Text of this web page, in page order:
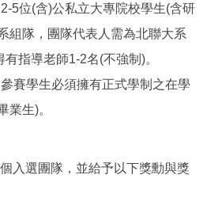
位(含)公私立大專院校學生(含研
組隊，團隊代表人需為北聯大系
指導老師1-2名(不強制)。
學生必須擁有正式學制之在學
業生)。
選團隊，並給予以下獎勳與獎